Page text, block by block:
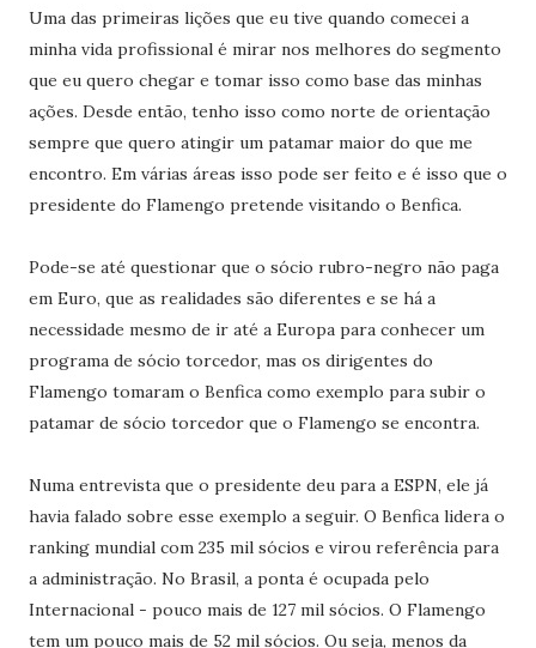
Uma das primeiras lições que eu tive quando comecei a
minha vida profissional é mirar nos melhores do segmento
que eu quero chegar e tomar isso como base das minhas
ações. Desde então, tenho isso como norte de orientação
sempre que quero atingir um patamar maior do que me
encontro. Em várias áreas isso pode ser feito e é isso que o
presidente do Flamengo pretende visitando o Benfica.
Pode-se até questionar que o sócio rubro-negro não paga
em Euro, que as realidades são diferentes e se há a
necessidade mesmo de ir até a Europa para conhecer um
programa de sócio torcedor, mas os dirigentes do
Flamengo tomaram o Benfica como exemplo para subir o
patamar de sócio torcedor que o Flamengo se encontra.
Numa entrevista que o presidente deu para a ESPN, ele já
havia falado sobre esse exemplo a seguir. O Benfica lidera o
ranking mundial com 235 mil sócios e virou referência para
a administração. No Brasil, a ponta é ocupada pelo
Internacional - pouco mais de 127 mil sócios. O Flamengo
tem um pouco mais de 52 mil sócios. Ou seja, menos da